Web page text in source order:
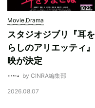
Movie,Drama
スタジオジブリ『耳
らしのアリエッティ
映が決定
by CINRA編集部
2026.08.07